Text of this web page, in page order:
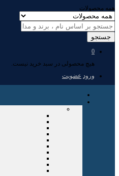
همه محصولات
جستجو
0
هیچ محصولی در سبد خرید نیست.
ورود عضویت